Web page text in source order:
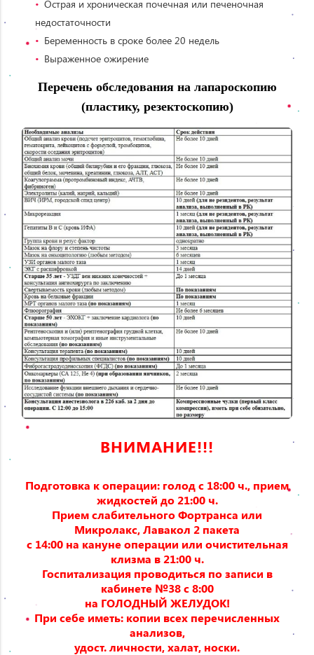
Острая и хроническая почечная или печеночная
недостаточности
Беременность в сроке более 20 недель
Выраженное ожирение
Перечень обследования на лапароскопию
(пластику, резектоскопию)
ВНИМАНИЕ!!!
Подготовка к операции: голод с 18:00 ч., прием
жидкостей до 21:00 ч.
Прием слабительного Фортранса или
Микролакс, Лавакол 2 пакета
с 14:00 на кануне операции или очистительная
клизма в 21:00 ч.
Госпитализация проводиться по записи в
кабинете №38 с 8:00
на ГОЛОДНЫЙ ЖЕЛУДОК!
При себе иметь: копии всех перечисленных
анализов,
удост. личности, халат, носки.